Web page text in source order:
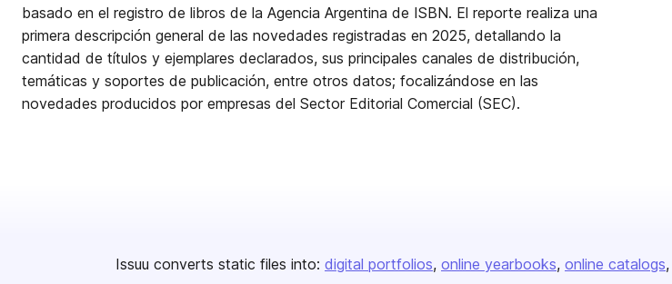
basado en el registro de libros de la Agencia Argentina de ISBN. El reporte realiza una
primera descripción general de las novedades registradas en 2025, detallando la
cantidad de títulos y ejemplares declarados, sus principales canales de distribución,
temáticas y soportes de publicación, entre otros datos; focalizándose en las
novedades producidos por empresas del Sector Editorial Comercial (SEC).
Issuu converts static files into: digital portfolios online yearbooks online catalogs